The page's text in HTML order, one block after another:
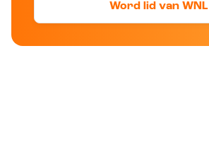
Word lid van WNL